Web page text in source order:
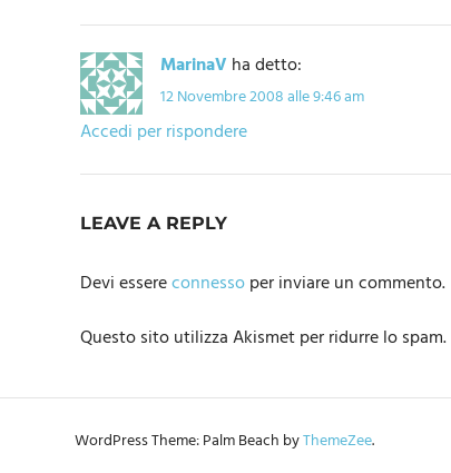
MarinaV ha detto:
12 Novembre 2008 alle 9:46 am
Accedi per rispondere
LEAVE A REPLY
Devi essereconnessoper inviare un commento.
Questo sito utilizza Akismet per ridurre lo spam.
WordPress Theme: Palm Beach byThemeZee.